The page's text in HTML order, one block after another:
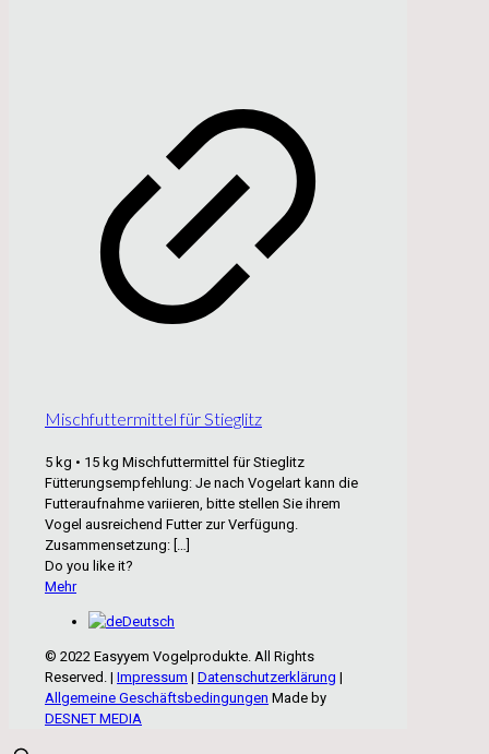
Mischfuttermittel für Stieglitz
5 kg • 15 kg Mischfuttermittel für Stieglitz
Fütterungsempfehlung: Je nach Vogelart kann die
Futteraufnahme variieren, bitte stellen Sie ihrem
Vogel ausreichend Futter zur Verfügung.
Zusammensetzung: […]
Do you like it?
Mehr
Deutsch
© 2022 Easyyem Vogelprodukte. All Rights
Reserved. | Impressum | Datenschutzerklärung |
Allgemeine Geschäftsbedingungen Made by
DESNET MEDIA